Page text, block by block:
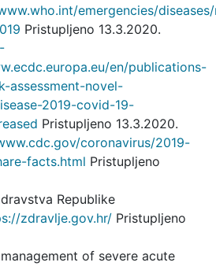
emergencies/
Pristupljeno 13.3.2020.
en/publications-
assessment-novel-
2019-covid-19-
Pristupljeno 13.3.2020.
coronavirus/2019-
facts.html Pristupljeno
Republike
zdravlje.gov.hr/Pristupljeno
of severe acute